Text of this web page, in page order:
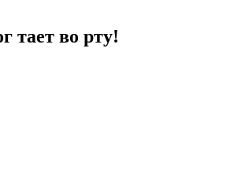
тает во рту!